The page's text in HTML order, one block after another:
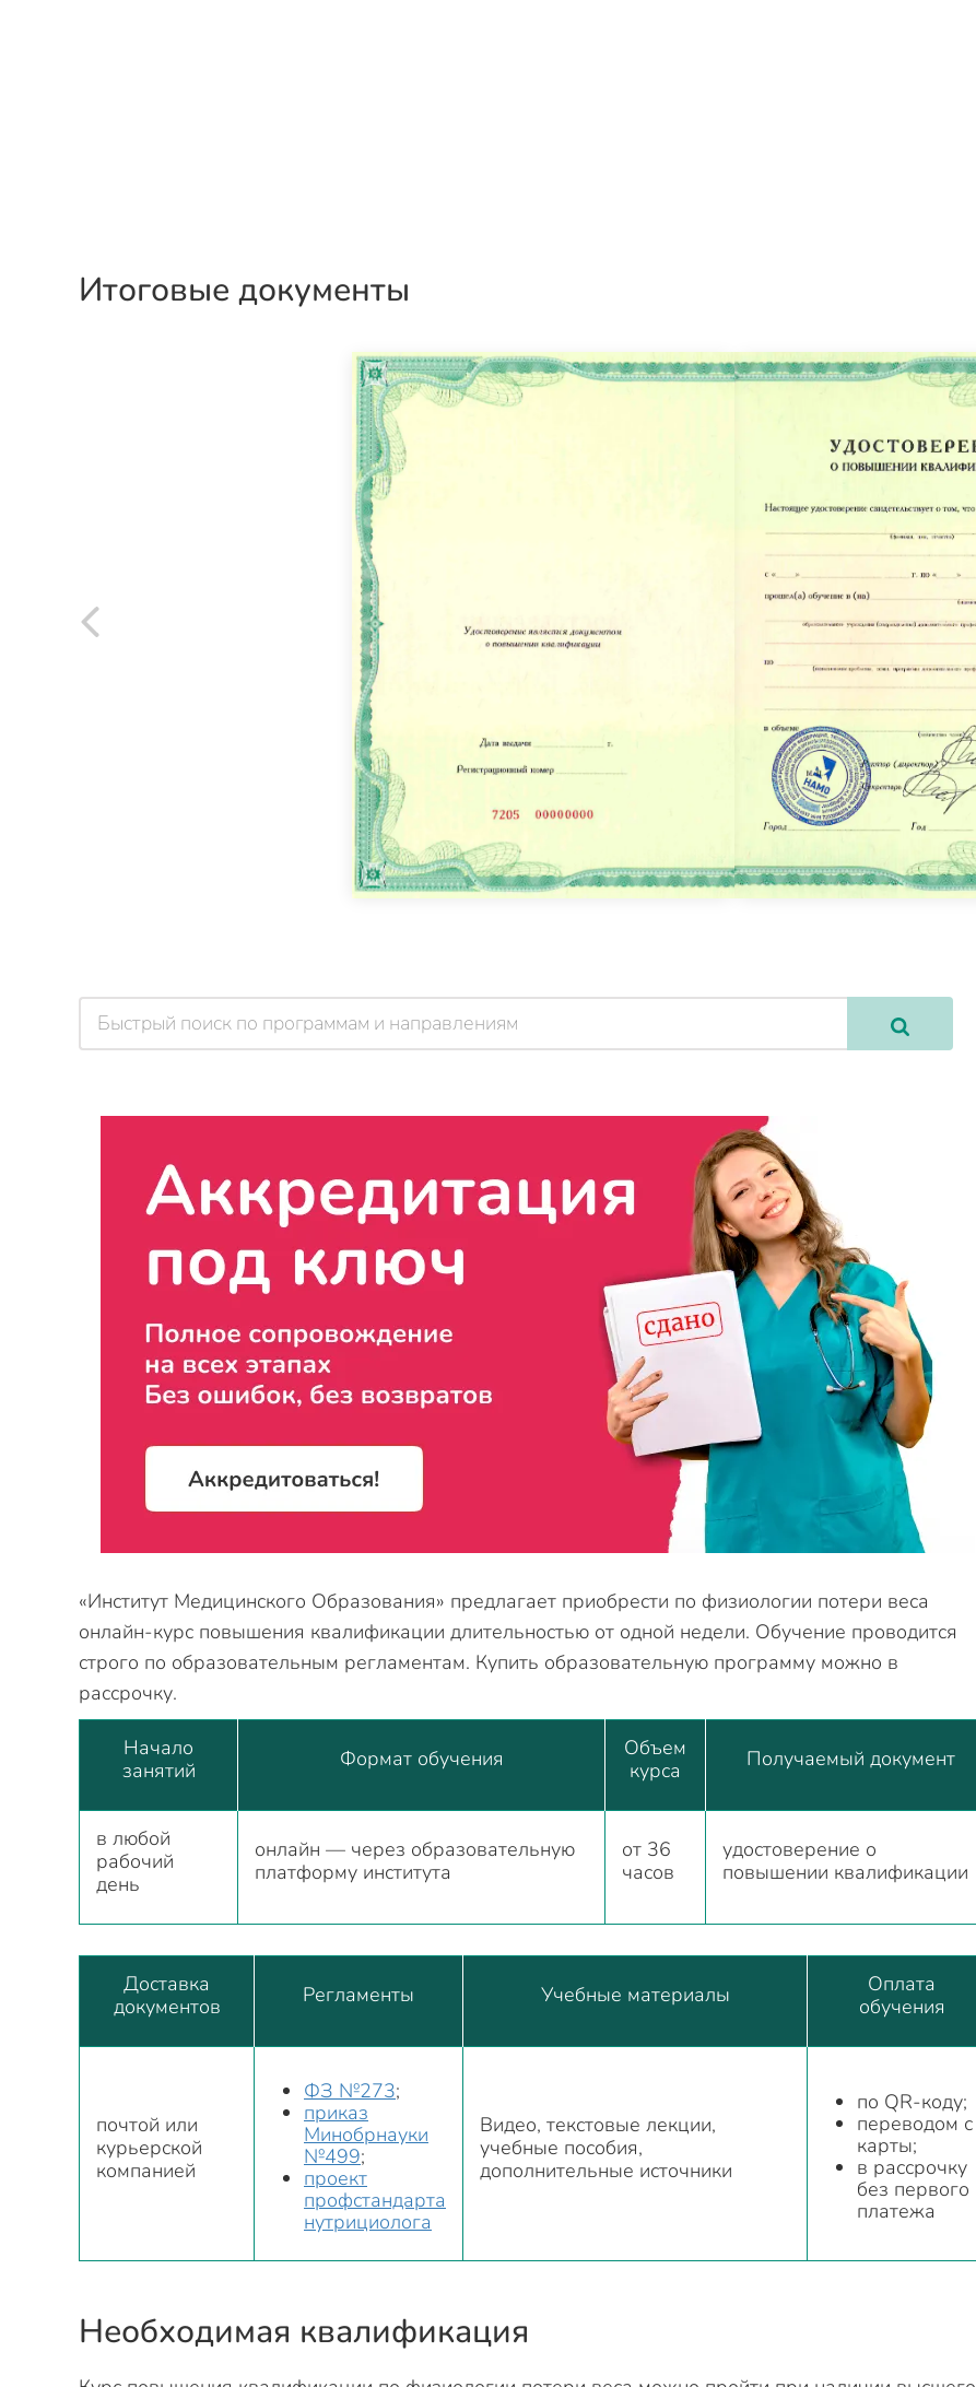
Итоговые документы
«Институт Медицинского Образования» предлагает приобрести по физиологии потери веса
онлайн-курс повышения квалификации длительностью от одной недели. Обучение проводится
строго по образовательным регламентам. Купить образовательную программу можно в
рассрочку.
Начало
занятий
Формат обучения
Объем
курса
Получаемый документ
в любой
рабочий
день
онлайн — через образовательную
платформу института
от 36
часов
удостоверение о
повышении квалификации
Доставка
документов
Регламенты Учебные материалы
Оплата
обучения
почтой или
курьерской
компанией
ФЗ №273;
приказ
Минобрнауки
№499;
проект
профстандарта
нутрициолога
Видео, текстовые лекции,
учебные пособия,
дополнительные источники
по QR-коду;
переводом с
карты;
в рассрочку
без первого
платежа
Необходимая квалификация